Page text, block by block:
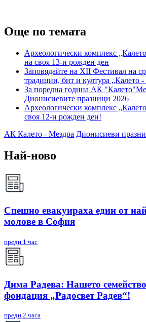
Още по темата
Археологически комплекс
на своя 13-и рожден ден
Заповядайте на XII Фестивал на
традиции, бит и култура „Калето
За поредна година АК
Дионисиевите празници 2026
Археологически комплекс
своя 12-и рожден ден!
АК Калето - Мездра Дионисиеви
Най-ново
Спешно евакуираха един от
молове в София
преди 1 час
Дима Радева: Нашето
фондация „Радосвет Радев“!
преди 2 часа